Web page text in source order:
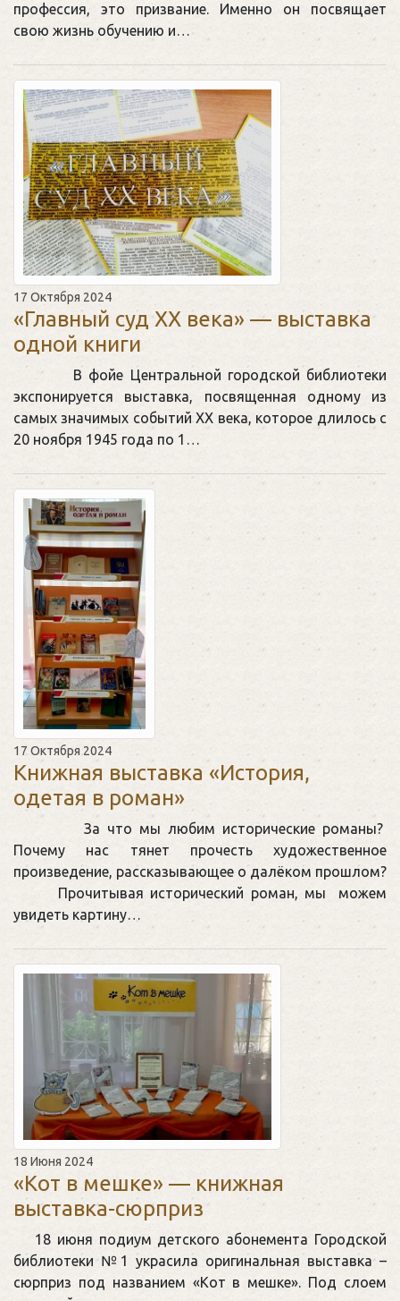
профессия, это призвание. Именно он посвящает
свою жизнь обучению и…
17 Октября 2024
«Главный суд XX века» — выставка
одной книги
В фойе Центральной городской библиотеки
экспонируется выставка, посвященная одному из
самых значимых событий XX века, которое длилось с
20 ноября 1945 года по 1…
17 Октября 2024
Книжная выставка «История,
одетая в роман»
За что мы любим исторические романы?
Почему нас тянет прочесть художественное
произведение, рассказывающее о далёком прошлом?
Прочитывая исторический роман, мы можем
увидеть картину…
18 Июня 2024
«Кот в мешке» — книжная
выставка-сюрприз
18 июня подиум детского абонемента Городской
библиотеки №1 украсила оригинальная выставка –
сюрприз под названием «Кот в мешке». Под слоем